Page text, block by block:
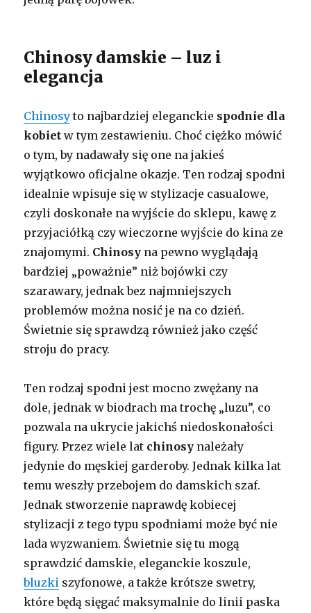
Chinosy damskie – luz i
elegancja
Chinosy to najbardziej eleganckie spodnie dla
kobiet w tym zestawieniu. Choć ciężko mówić
o tym, by nadawały się one na jakieś
wyjątkowo oficjalne okazje. Ten rodzaj spodni
idealnie wpisuje się w stylizacje casualowe,
czyli doskonałe na wyjście do sklepu, kawę z
przyjaciółką czy wieczorne wyjście do kina ze
znajomymi. Chinosy na pewno wyglądają
bardziej „poważnie” niż bojówki czy
szarawary, jednak bez najmniejszych
problemów można nosić je na co dzień.
Świetnie się sprawdzą również jako część
stroju do pracy.
Ten rodzaj spodni jest mocno zwężany na
dole, jednak w biodrach ma trochę „luzu”, co
pozwala na ukrycie jakichś niedoskonałości
figury. Przez wiele lat chinosy należały
jedynie do męskiej garderoby. Jednak kilka lat
temu weszły przebojem do damskich szaf.
Jednak stworzenie naprawdę kobiecej
stylizacji z tego typu spodniami może być nie
lada wyzwaniem. Świetnie się tu mogą
sprawdzić damskie, eleganckie koszule,
bluzki szyfonowe, a także krótsze swetry,
które będą sięgać maksymalnie do linii paska